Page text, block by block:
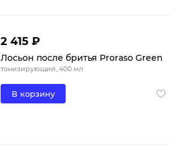
2 415 ₽
Лосьон после бритья Proraso Green
тонизирующий, 400 мл
В корзину